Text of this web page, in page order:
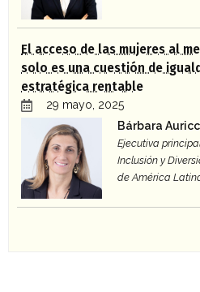
El acceso de las mujeres al
solo es una cuestión de
estratégica rentable
29 mayo, 2025
Bárbara
Ejecutiva
Inclusión y
de América